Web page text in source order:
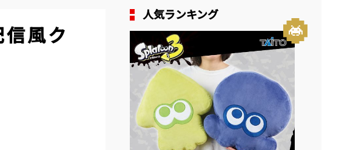
風ク
人気ランキング